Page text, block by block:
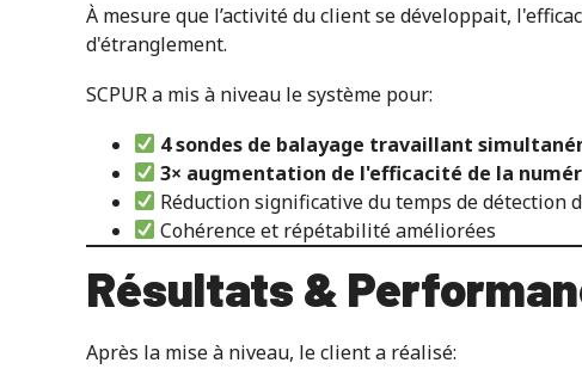
À mesure que l’activité du client se développait,
d'étranglement.
SCPUR a mis à niveau le système pour:
4 sondes de balayage travaillant
3× augmentation de l'efficacité de la
Réduction significative du temps de détection
Cohérence et répétabilité améliorées
Résultats &
Après la mise à niveau, le client a réalisé: